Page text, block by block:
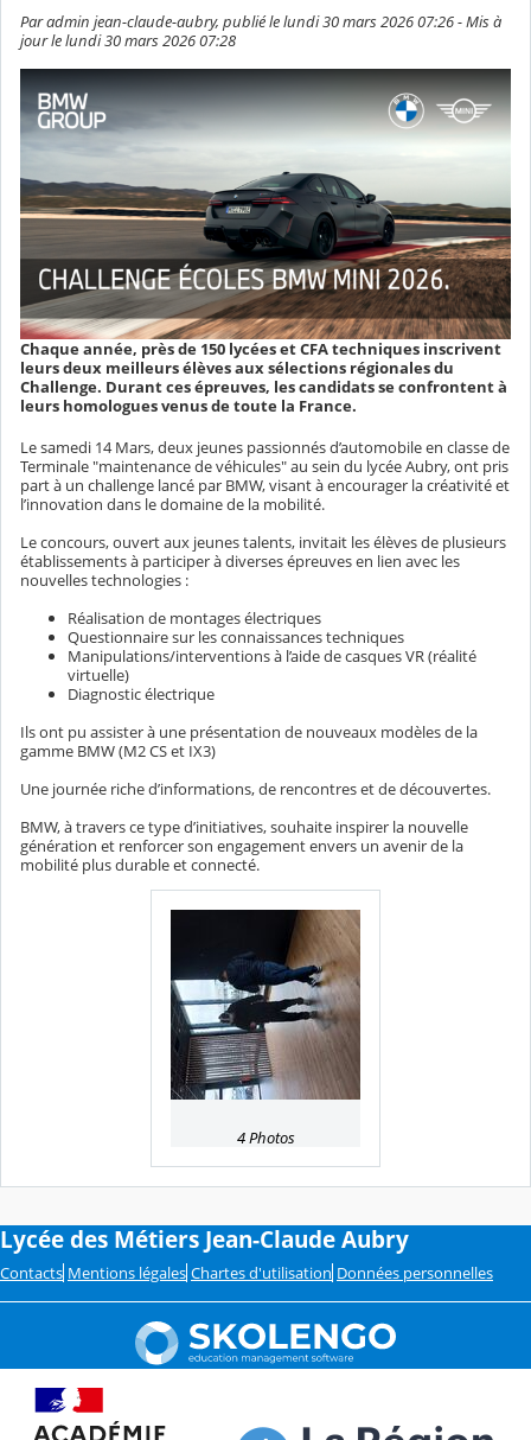
Par admin jean-claude-aubry, publié le lundi 30 mars 2026 07:26 - Mis à
jour le lundi 30 mars 2026 07:28
Chaque année, près de 150 lycées et CFA techniques inscrivent
leurs deux meilleurs élèves aux sélections régionales du
Challenge. Durant ces épreuves, les candidats se confrontent à
leurs homologues venus de toute la France.
Le samedi 14 Mars, deux jeunes passionnés d’automobile en classe de
Terminale "maintenance de véhicules" au sein du lycée Aubry, ont pris
part à un challenge lancé par BMW, visant à encourager la créativité et
l’innovation dans le domaine de la mobilité.
Le concours, ouvert aux jeunes talents, invitait les élèves de plusieurs
établissements à participer à diverses épreuves en lien avec les
nouvelles technologies :
Réalisation de montages électriques
Questionnaire sur les connaissances techniques
Manipulations/interventions à l’aide de casques VR (réalité
virtuelle)
Diagnostic électrique
Ils ont pu assister à une présentation de nouveaux modèles de la
gamme BMW (M2 CS et IX3)
Une journée riche d’informations, de rencontres et de découvertes.
BMW, à travers ce type d’initiatives, souhaite inspirer la nouvelle
génération et renforcer son engagement envers un avenir de la
mobilité plus durable et connecté.
4 Photos
Lycée des Métiers Jean-Claude Aubry
Contacts Mentions légales Chartes d'utilisation Données personnelles